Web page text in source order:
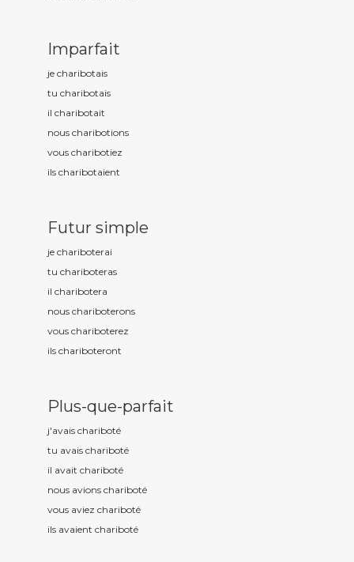
Imparfait
je charibotais
tu charibotais
il charibotait
nous charibotions
vous charibotiez
ils charibotaient
Futur simple
je chariboterai
tu chariboteras
il charibotera
nous chariboterons
vous chariboterez
ils chariboteront
Plus-que-parfait
j'avais chariboté
tu avais chariboté
il avait chariboté
nous avions chariboté
vous aviez chariboté
ils avaient chariboté